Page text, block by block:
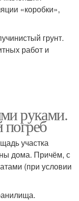
«коробки»,
грунт.
работ и
руками.
участка
дома. Причём, с
(при условии